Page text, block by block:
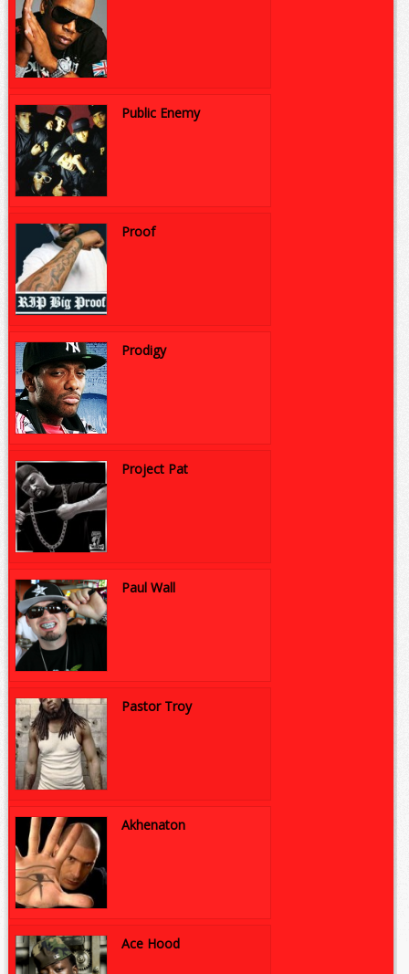
Public Enemy
Proof
Prodigy
Project Pat
Paul Wall
Pastor Troy
Akhenaton
Ace Hood